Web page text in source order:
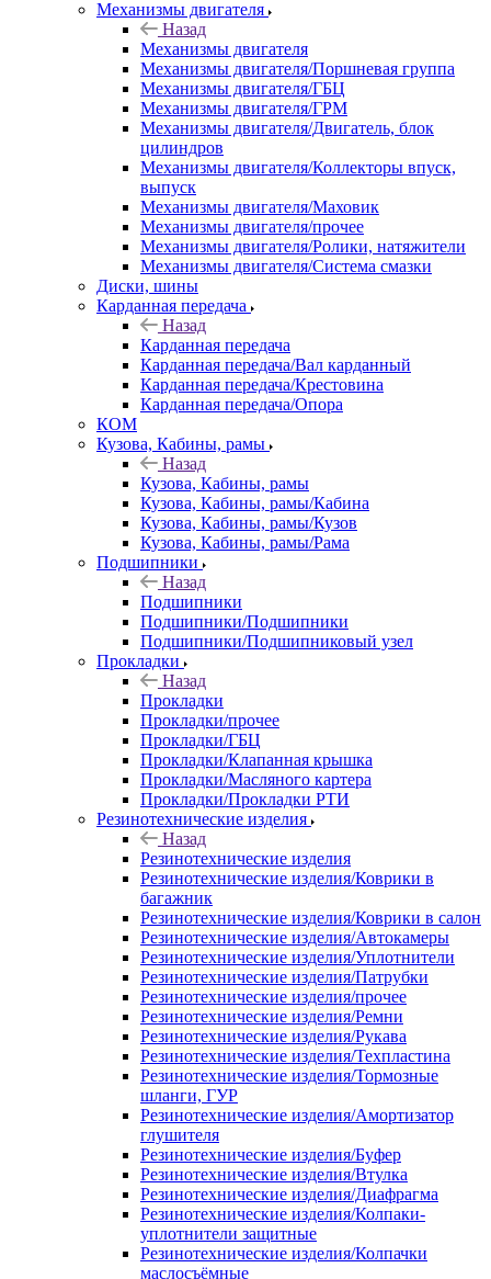
Механизмы двигателя
Назад
Механизмы двигателя
Механизмы двигателя/Поршневая группа
Механизмы двигателя/ГБЦ
Механизмы двигателя/ГРМ
Механизмы двигателя/Двигатель, блок
цилиндров
Механизмы двигателя/Коллекторы впуск,
выпуск
Механизмы двигателя/Маховик
Механизмы двигателя/прочее
Механизмы двигателя/Ролики, натяжители
Механизмы двигателя/Система смазки
Диски, шины
Карданная передача
Назад
Карданная передача
Карданная передача/Вал карданный
Карданная передача/Крестовина
Карданная передача/Опора
КОМ
Кузова, Кабины, рамы
Назад
Кузова, Кабины, рамы
Кузова, Кабины, рамы/Кабина
Кузова, Кабины, рамы/Кузов
Кузова, Кабины, рамы/Рама
Подшипники
Назад
Подшипники
Подшипники/Подшипники
Подшипники/Подшипниковый узел
Прокладки
Назад
Прокладки
Прокладки/прочее
Прокладки/ГБЦ
Прокладки/Клапанная крышка
Прокладки/Масляного картера
Прокладки/Прокладки РТИ
Резинотехнические изделия
Назад
Резинотехнические изделия
Резинотехнические изделия/Коврики в
багажник
Резинотехнические изделия/Коврики в салон
Резинотехнические изделия/Автокамеры
Резинотехнические изделия/Уплотнители
Резинотехнические изделия/Патрубки
Резинотехнические изделия/прочее
Резинотехнические изделия/Ремни
Резинотехнические изделия/Рукава
Резинотехнические изделия/Техпластина
Резинотехнические изделия/Тормозные
шланги, ГУР
Резинотехнические изделия/Амортизатор
глушителя
Резинотехнические изделия/Буфер
Резинотехнические изделия/Втулка
Резинотехнические изделия/Диафрагма
Резинотехнические изделия/Колпаки-
уплотнители защитные
Резинотехнические изделия/Колпачки
маслосъёмные